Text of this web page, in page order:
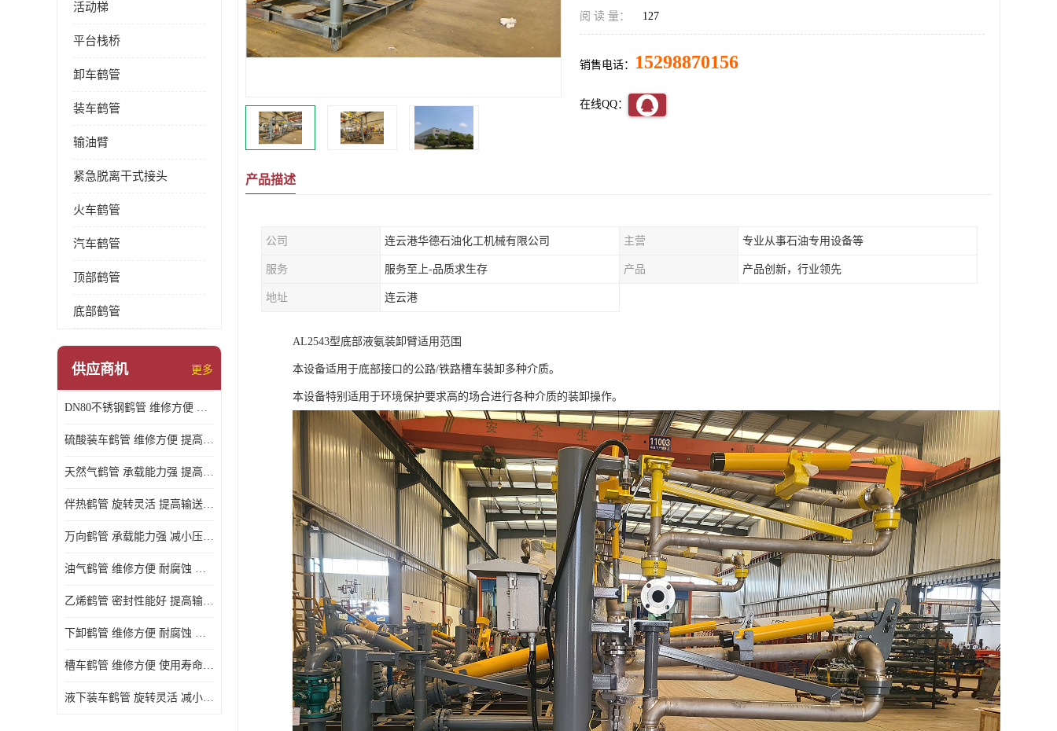
活动梯
平台栈桥
卸车鹤管
装车鹤管
输油臂
紧急脱离干式接头
火车鹤管
汽车鹤管
顶部鹤管
底部鹤管
供应商机 更多
DN80不锈钢鹤管 维修方便 提高输送效率
硫酸装车鹤管 维修方便 提高输送效率
天然气鹤管 承载能力强 提高输送效率
伴热鹤管 旋转灵活 提高输送效率
万向鹤管 承载能力强 减小压力损失
油气鹤管 维修方便 耐腐蚀 耐高温
乙烯鹤管 密封性能好 提高输送效率
下卸鹤管 维修方便 耐腐蚀 耐高温
槽车鹤管 维修方便 使用寿命较长
液下装车鹤管 旋转灵活 减小压力损失
阅 读 量： 127
销售电话： 15298870156
在线QQ：
产品描述
公司 连云港华德石油化工机械有限公司 主营 专业从事石油专用设备等
服务 服务至上-品质求生存 产品 产品创新，行业领先
地址 连云港
AL2543型底部液氨装卸臂适用范围
本设备适用于底部接口的公路/铁路槽车装卸多种介质。
本设备特别适用于环境保护要求高的场合进行各种介质的装卸操作。